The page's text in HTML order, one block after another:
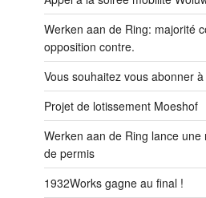
Werken aan de Ring: majorité
opposition contre.
Vous souhaitez vous abonner
Projet de lotissement Moeshof
Werken aan de Ring lance une
de permis
1932Works gagne au final !